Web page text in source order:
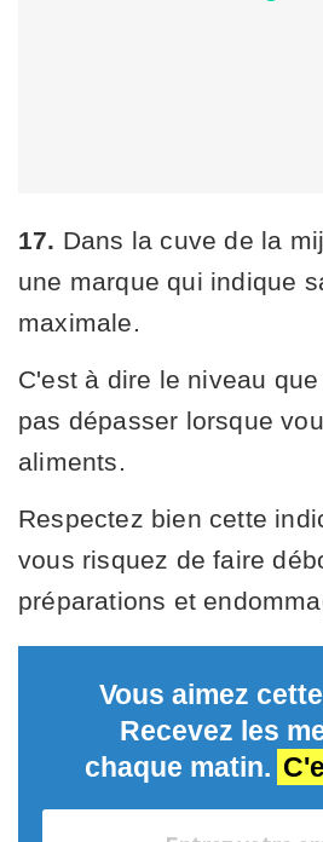
17. Dans la cuve de la
une marque qui indique
maximale.
C'est à dire le niveau
pas dépasser lorsque
aliments.
Respectez bien cette
vous risquez de faire
préparations et
Vous aimez
Recevez les
chaque matin.